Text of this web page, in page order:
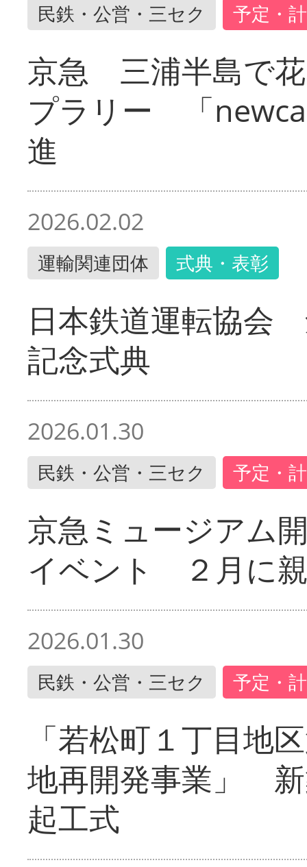
民鉄・公営・三セク 予定・
京急 三浦半島で
プラリー 「
進
2026.02.02
運輸関連団体 式典・表彰
日本鉄道運転協会
記念式典
2026.01.30
民鉄・公営・三セク 予定・
京急ミュージアム
イベント ２月に
2026.01.30
民鉄・公営・三セク 予定・
「若松町１丁目地
地再開発事業」
起工式